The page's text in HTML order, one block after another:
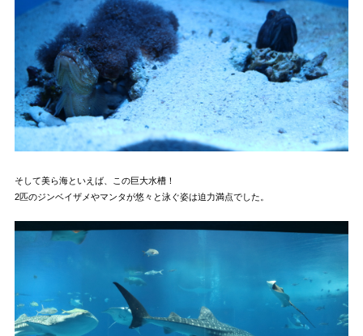
そして美ら海といえば、この巨大水槽！
2匹のジンベイザメやマンタが悠々と泳ぐ姿は迫力満点でした。